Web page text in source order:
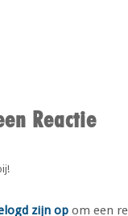
Reactie
zijn op om een